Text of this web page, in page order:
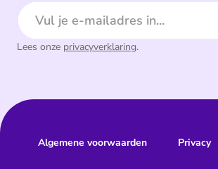
E-mailadres
Lees onze privacyverklaring.
Algemene voorwaarden Privacy